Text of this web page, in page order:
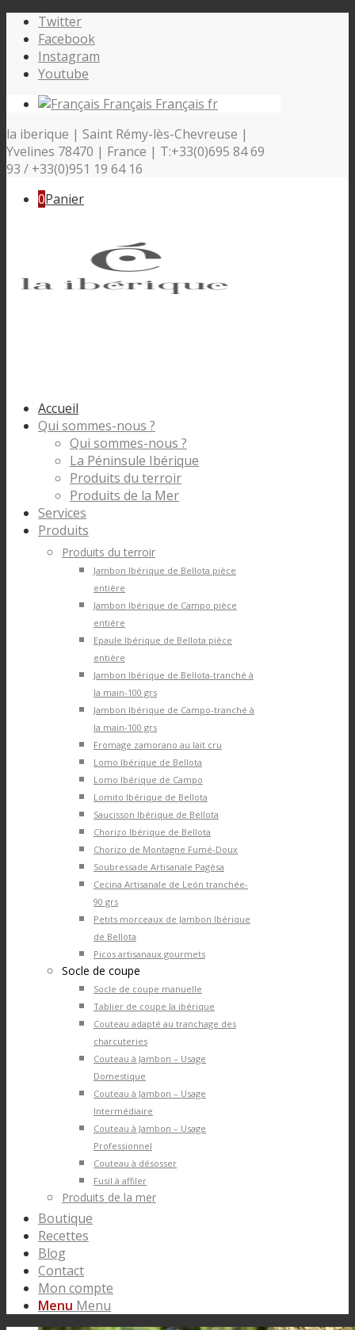
Twitter
Facebook
Instagram
Youtube
Français Français fr
la iberique | Saint Rémy-lès-Chevreuse |
Yvelines 78470 | France | T:+33(0)695 84 69
93 / +33(0)951 19 64 16
0Panier
Accueil
Qui sommes-nous ?
Qui sommes-nous ?
La Péninsule Ibérique
Produits du terroir
Produits de la Mer
Services
Produits
Produits du terroir
Jambon Ibérique de Bellota pièce
entière
Jambon Ibérique de Campo pièce
entière
Epaule Ibérique de Bellota pièce
entière
Jambon Ibérique de Bellota-tranché à
la main-100 grs
Jambon Ibérique de Campo-tranché à
la main-100 grs
Fromage zamorano au lait cru
Lomo Ibérique de Bellota
Lomo Ibérique de Campo
Lomito Ibérique de Bellota
Saucisson Ibérique de Bellota
Chorizo Ibérique de Bellota
Chorizo de Montagne Fumé-Doux
Soubressade Artisanale Pagèsa
Cecina Artisanale de León tranchée-
90 grs
Petits morceaux de Jambon Ibérique
de Bellota
Picos artisanaux gourmets
Socle de coupe
Socle de coupe manuelle
Tablier de coupe la ibérique
Couteau adapté au tranchage des
charcuteries
Couteau à Jambon – Usage
Domestique
Couteau à Jambon – Usage
Intermédiaire
Couteau à Jambon – Usage
Professionnel
Couteau à désosser
Fusil à affiler
Produits de la mer
Boutique
Recettes
Blog
Contact
Mon compte
Menu Menu